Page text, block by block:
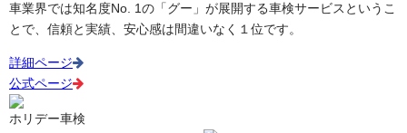
車業界では知名度No. 1の「グー」が展開する車検サービスというこ
とで、信頼と実績、安心感は間違いなく１位です。
詳細ページ
公式ページ
ホリデー車検